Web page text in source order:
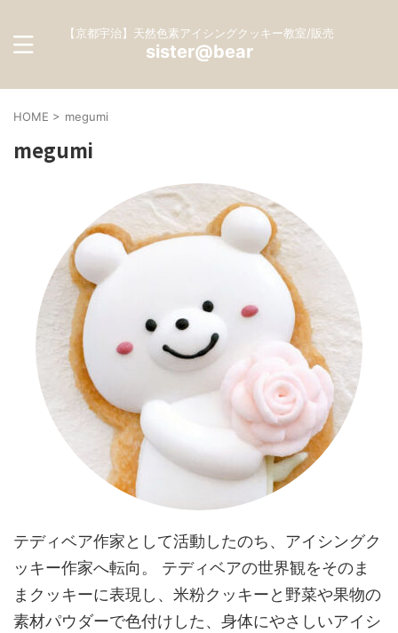
【京都宇治】天然色素アイシングクッキー教室/販売
sister@bear
HOME > megumi
megumi
テディベア作家として活動したのち、アイシングク
ッキー作家へ転向。 テディベアの世界観をそのま
まクッキーに表現し、米粉クッキーと野菜や果物の
素材パウダーで色付けした、身体にやさしいアイシ